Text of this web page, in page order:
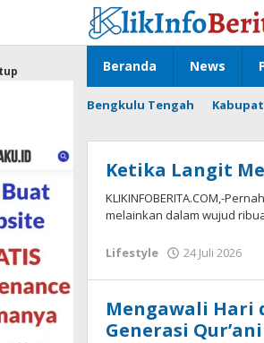
konten
Beranda News
Bengkulu Tengah
Ketika Langit
KLIKINFOBERITA.COM,-
melainkan dalam wujud
Lifestyle 24 Juli 2026
Mengawali Hari
Generasi